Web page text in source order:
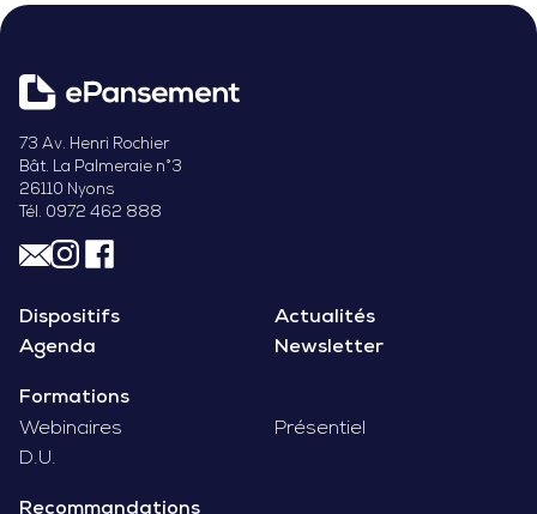
73 Av. Henri Rochier
Bât. La Palmeraie n°3
26110 Nyons
Tél. 0972 462 888
Dispositifs
Actualités
Agenda
Newsletter
Formations
Webinaires
Présentiel
D.U.
Recommandations